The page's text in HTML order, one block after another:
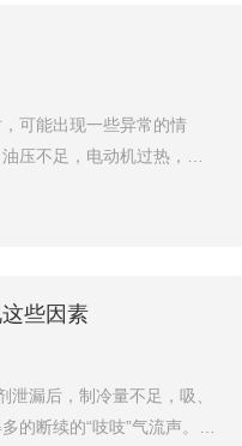
偏高，两种情况均会引起
况占绝大多数，特别是...
可能出现一些异常的情
压不足，电动机过热，过
：1、防止液击；2、压力
件损坏，因此需采取一系
压在气缸端部，形...
些因素
漏后，制冷量不足，吸、
的断续的“吱吱”气流声。蒸